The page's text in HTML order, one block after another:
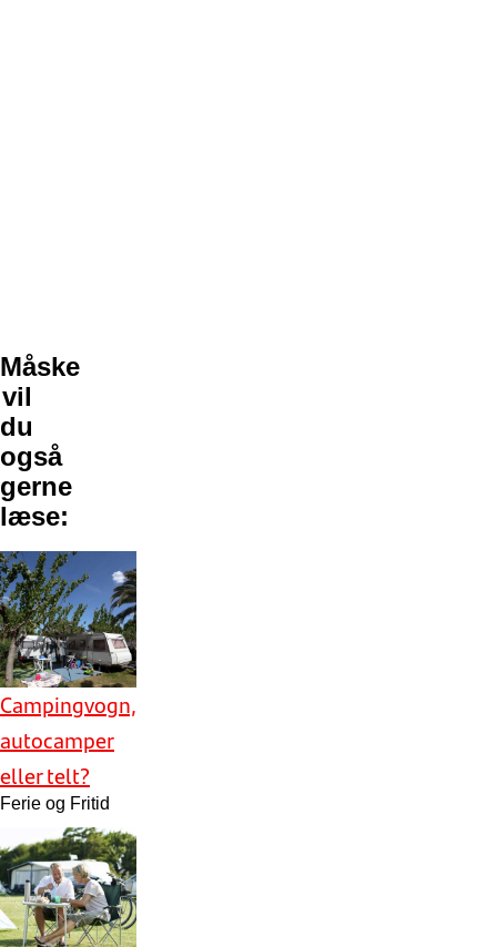
Måske
vil
du
også
gerne
læse:
Campingvogn,
autocamper
eller telt?
Ferie og Fritid